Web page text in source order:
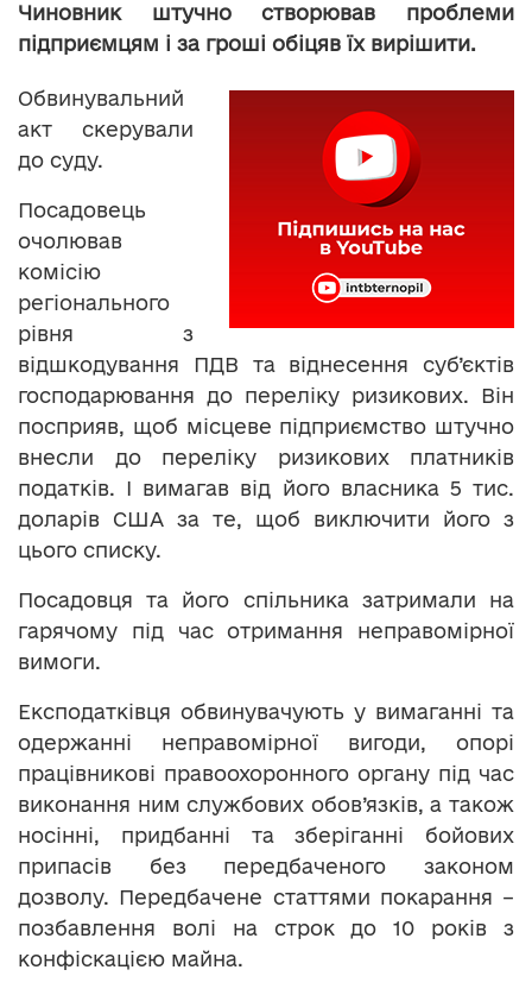
Чиновник штучно створював проблеми
підприємцям і за гроші обіцяв їх вирішити.
Обвинувальний
акт скерували
до суду.
Посадовець
очолював
комісію
регіонального
рівня з
відшкодування ПДВ та віднесення суб’єктів
господарювання до переліку ризикових. Він
посприяв, щоб місцеве підприємство штучно
внесли до переліку ризикових платників
податків. І вимагав від його власника 5 тис.
доларів США за те, щоб виключити його з
цього списку.
Посадовця та його спільника затримали на
гарячому під час отримання неправомірної
вимоги.
Експодатківця обвинувачують у вимаганні та
одержанні неправомірної вигоди, опорі
працівникові правоохоронного органу під час
виконання ним службових обов’язків, а також
носінні, придбанні та зберіганні бойових
припасів без передбаченого законом
дозволу. Передбачене статтями покарання –
позбавлення волі на строк до 10 років з
конфіскацією майна.